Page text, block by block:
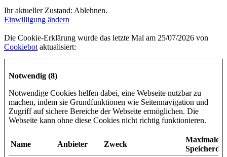
Ihr aktueller Zustand: Ablehnen.
Einwilligung ändern
Die Cookie-Erklärung wurde das letzte Mal am 25/07/2026 von
Cookiebot aktualisiert:
Notwendig (8)
Notwendige Cookies helfen dabei, eine Webseite nutzbar zu
machen, indem sie Grundfunktionen wie Seitennavigation und
Zugriff auf sichere Bereiche der Webseite ermöglichen. Die
Webseite kann ohne diese Cookies nicht richtig funktionieren.
Name Anbieter Zweck
Maximale